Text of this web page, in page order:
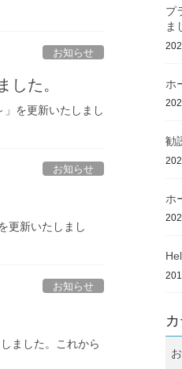
お知らせ
した。
」を更新いたしまし
お知らせ
更新いたしまし
お知らせ
ました。これから
プ
ま
ホ
勧
ホ